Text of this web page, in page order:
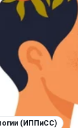
(ИППиСС)